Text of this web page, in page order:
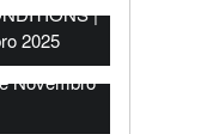
|
2025
Novembro